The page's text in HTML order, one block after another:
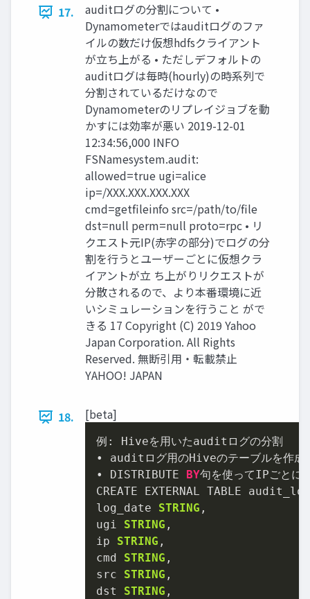
17.
auditログの分割について •
Dynamometerではauditログのファ
イルの数だけ仮想hdfsクライアント
が立ち上がる • ただしデフォルトの
auditログは毎時(hourly)の時系列で
分割されているだけなので
Dynamometerのリプレイジョブを動
かすには効率が悪い 2019-12-01
12:34:56,000 INFO
FSNamesystem.audit:
allowed=true ugi=alice
ip=/XXX.XXX.XXX.XXX
cmd=getfileinfo src=/path/to/file
dst=null perm=null proto=rpc • リ
クエスト元IP(赤字の部分)でログの分
割を行うとユーザーごとに仮想クラ
イアントが立 ち上がりリクエストが
分散されるので、より本番環境に近
いシミュレーションを行うこと がで
きる 17 Copyright (C) 2019 Yahoo
Japan Corporation. All Rights
Reserved. 無断引用・転載禁止
YAHOO! JAPAN
18. [beta]
例: Hiveを用いたauditログの分割
• auditログ用のHiveのテーブルを作成
• DISTRIBUTE
BY句を使ってIPごとに
CREATE EXTERNAL TABLE
log_date STRING ,
ugi STRING ,
ip STRING ,
cmd STRING ,
src STRING ,
dst STRING ,